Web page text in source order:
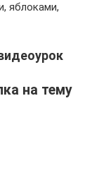
яблоками,
на тему